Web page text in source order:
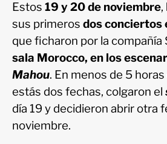
Estos 19 y 20 de noviembre,
sus primeros dos conciertos
que ficharon por la compañía
sala Morocco, en los
Mahou. En menos de 5
estás dos fechas, colgaron el
día 19 y decidieron abrir otra
noviembre.